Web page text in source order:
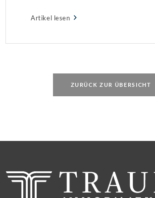
Artikel lesen
ZURÜCK ZUR ÜBERSICHT